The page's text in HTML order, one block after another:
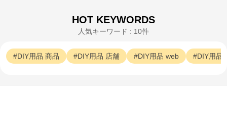
HOT KEYWORDS
人気キーワード : 10件
DIY用品 商品 DIY用品 店舗 DIY用品 web DIY用品